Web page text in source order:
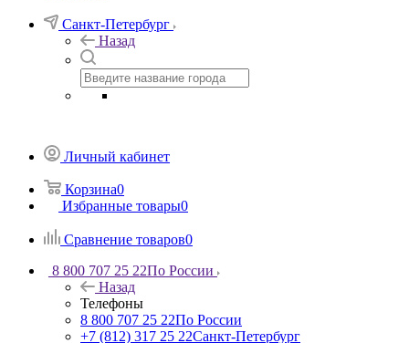
Санкт-Петербург
Назад
Личный кабинет
Корзина0
Избранные товары0
Сравнение товаров0
8 800 707 25 22По России
Назад
Телефоны
8 800 707 25 22По России
+7 (812) 317 25 22Санкт-Петербург